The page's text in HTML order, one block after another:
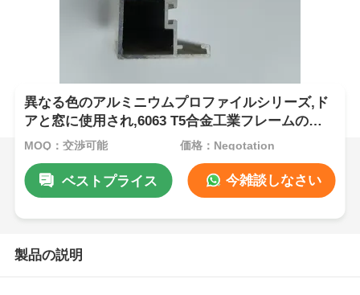
異なる色のアルミニウムプロファイルシリーズ,ド
アと窓に使用され,6063 T5合金工業フレームの挤
出供給器で覆われています
MOQ：交渉可能 価格：Negotation
ベストプライス 今雑談しなさい
製品の説明